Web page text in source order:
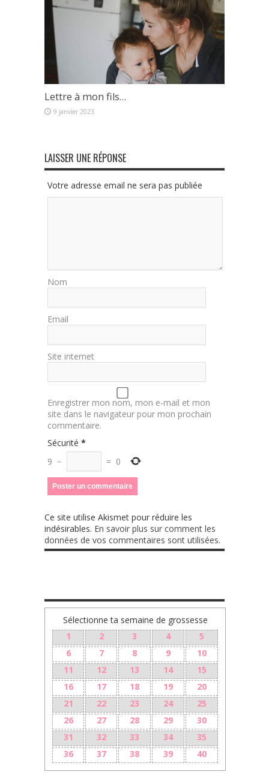
Lettre à mon fils…
9 janvier 2023
LAISSER UNE RÉPONSE
Votre adresse email ne sera pas publiée
Nom
Email
Site internet
Enregistrer mon nom, mon e-mail et mon
site dans le navigateur pour mon prochain
commentaire.
Sécurité *
9 − = 0
Ce site utilise Akismet pour réduire les
indésirables. En savoir plus sur comment les
données de vos commentaires sont utilisées.
Sélectionne ta semaine de grossesse
1
2 3 4
5
6
7 8 9
10
11
12 13 14
15
16
17 18 19
20
21
22 23 24
25
26
27 28 29
30
31
32 33 34
35
36
37 38 39 40